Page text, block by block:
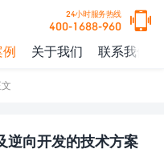
24小时服务热线
400-1688-960
例 关于我们 联系我们
逆向开发的技术方案